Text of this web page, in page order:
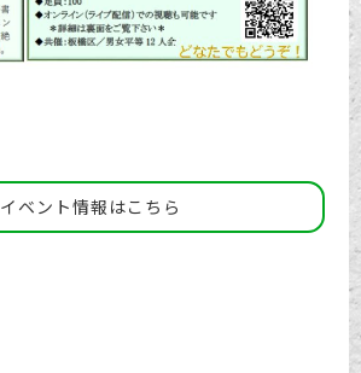
イベント情報はこちら